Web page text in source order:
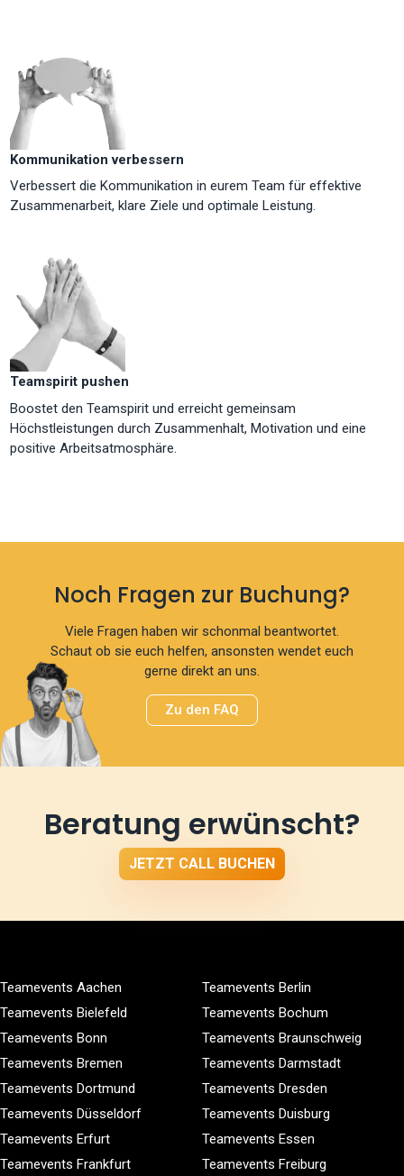
Kommunikation verbessern
Verbessert die Kommunikation in eurem Team für effektive
Zusammenarbeit, klare Ziele und optimale Leistung.
Teamspirit pushen
Boostet den Teamspirit und erreicht gemeinsam
Höchstleistungen durch Zusammenhalt, Motivation und eine
positive Arbeitsatmosphäre.
Noch Fragen zur Buchung?
Viele Fragen haben wir schonmal beantwortet.
Schaut ob sie euch helfen, ansonsten wendet euch
gerne direkt an uns.
Zu den FAQ
Beratung erwünscht?
JETZT CALL BUCHEN
Teamevents Aachen
Teamevents Berlin
Teamevents Bielefeld
Teamevents Bochum
Teamevents Bonn
Teamevents Braunschweig
Teamevents Bremen
Teamevents Darmstadt
Teamevents Dortmund
Teamevents Dresden
Teamevents Düsseldorf
Teamevents Duisburg
Teamevents Erfurt
Teamevents Essen
Teamevents Frankfurt
Teamevents Freiburg